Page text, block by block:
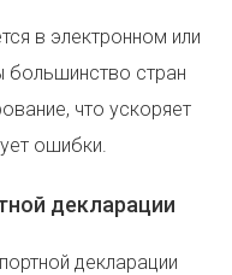
в электронном или
стран
что ускоряет
ошибки.
декларации
декларации